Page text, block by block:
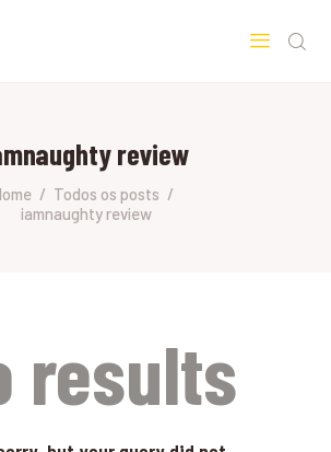
review
Todos os posts
iamnaughty review
LATERSOLO
results